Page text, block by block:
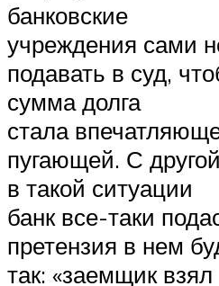
банковские
учреждения сами
подавать в суд,
сумма долга
стала
пугающей. С
в такой ситуации
банк все-таки
претензия в нем
так: «заемщик взял